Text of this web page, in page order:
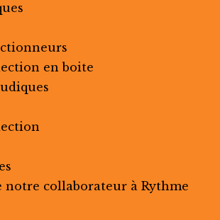
en boite
notre collaborateur à Rythme